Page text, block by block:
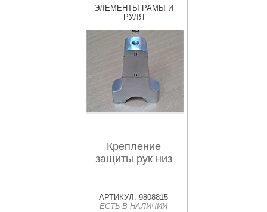
ЭЛЕМЕНТЫ РАМЫ И
РУЛЯ
Крепление
защиты рук низ
АРТИКУЛ: 9808815
ЕСТЬ В НАЛИЧИИ